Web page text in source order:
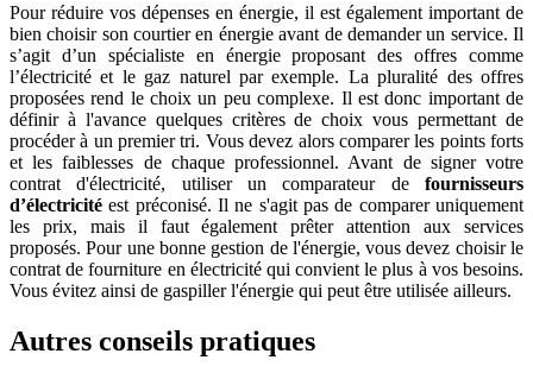
Pour réduire vos dépenses en énergie, il est également important de
bien choisir son courtier en énergie avant de demander un service. Il
s’agit d’un spécialiste en énergie proposant des offres comme
l’électricité et le gaz naturel par exemple. La pluralité des offres
proposées rend le choix un peu complexe. Il est donc important de
définir à l'avance quelques critères de choix vous permettant de
procéder à un premier tri. Vous devez alors comparer les points forts
et les faiblesses de chaque professionnel. Avant de signer votre
contrat d'électricité, utiliser un comparateur de fournisseurs
d’électricitéest préconisé. Il ne s'agit pas de comparer uniquement
les prix, mais il faut également prêter attention aux services
proposés. Pour une bonne gestion de l'énergie, vous devez choisir le
contrat de fourniture en électricité qui convient le plus à vos besoins.
Vous évitez ainsi de gaspiller l'énergie qui peut être utilisée ailleurs.
Autres conseils pratiques